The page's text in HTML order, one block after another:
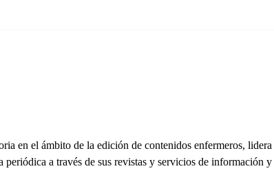
en el ámbito de la edición de contenidos enfermeros, lidera
a través de sus revistas y servicios de información y